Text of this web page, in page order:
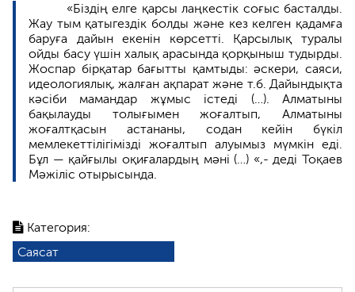
Категория:
Саясат
«Біздің елге қарсы лаңкестік соғыс басталды.
Жау тым қатыгездік болды және кез келген қадамға
баруға дайын екенін көрсетті. Қарсылық туралы
ойды басу үшін халық арасында қорқыныш тудырды.
Жоспар бірқатар бағытты қамтыды: әскери, саяси,
идеологиялық, жалған ақпарат және т.б. Дайындықта
кәсіби мамандар жұмыс істеді (…). Алматыны
бақылауды толығымен жоғалтып, Алматыны
жоғалтқасын астананы, содан кейін бүкіл
мемлекеттілігімізді жоғалтып алуымыз мүмкін еді.
Бұл — қайғылы оқиғалардың мәні (…) «,- деді Тоқаев
Мәжіліс отырысында.